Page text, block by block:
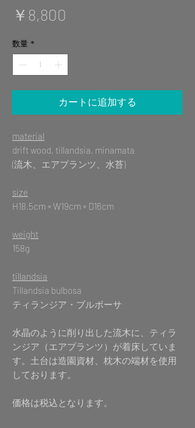
￥8,800
数量 *
カートに追加する
material
drift wood, tillandsia, minamata
(流木、エアプランツ、水苔)
size
H18.5cm × W19cm × D16cm
weight
158g
tillandsia
Tillandsia bulbosa
ティランジア・ブルボーサ
水晶のように削り出した流木に、ティラ
ンジア（エアプランツ）が着床していま
す。土台は造園資材、枕木の端材を使用
しております。
価格は税込となります。